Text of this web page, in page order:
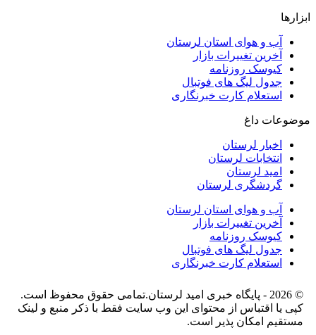
ابزارها
آب و هوای استان لرستان
آخرین تغییرات بازار
کیوسک روزنامه
جدول لیگ های فوتبال
استعلام کارت خبرنگاری
موضوعات داغ
اخبار لرستان
انتخابات لرستان
امید لرستان
گردشگری لرستان
آب و هوای استان لرستان
آخرین تغییرات بازار
کیوسک روزنامه
جدول لیگ های فوتبال
استعلام کارت خبرنگاری
© 2026 - پایگاه خبری اميد لرستان.تمامی حقوق محفوظ است.
کپی یا اقتباس از محتوای این وب سایت فقط با ذکر منبع و لینک
مستقیم امکان پذیر است.